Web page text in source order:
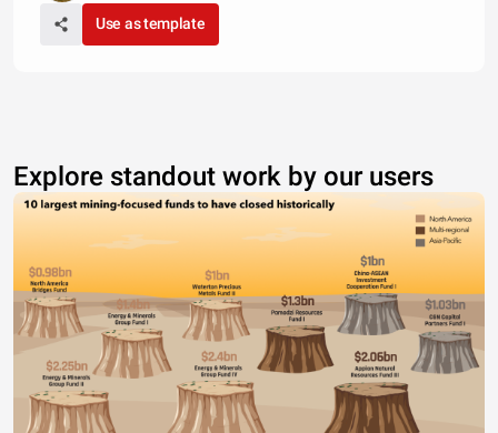
Use as template
Explore standout work by our users